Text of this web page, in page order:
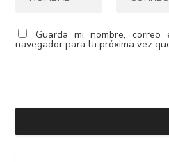
Guarda mi nombre,
navegador para la próxima vez